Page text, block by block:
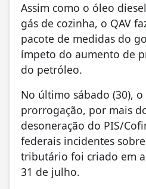
Assim como o óleo
gás de cozinha, o QAV
pacote de medidas do
ímpeto do aumento de
do petróleo.
No último sábado (30),
prorrogação, por mais
desoneração do PIS/
federais incidentes
tributário foi criado em
31 de julho.